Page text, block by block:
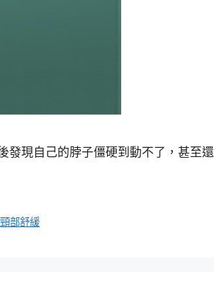
發現自己的脖子僵硬到動不了，甚至還
頸部舒緩